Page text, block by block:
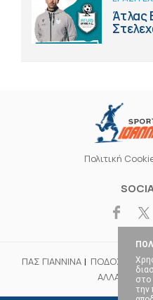
στο
την
Άτλας
Πολιτική
ΠΑΣ ΓΙΑΝΝΙΝΑ ΠΟΔΟΣΦΑΙΡΟ
ΑΛΛΑ ΣΠΟΡ